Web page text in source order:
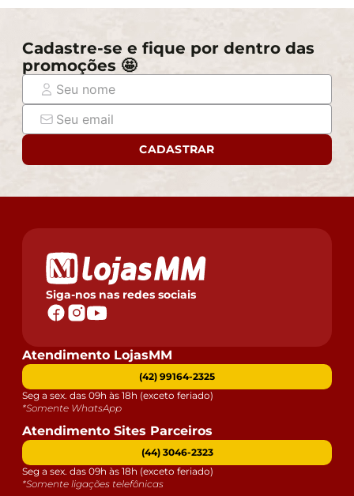
portas, escadas e/ou corredores de sua residência.
Cadastre-se e fique por dentro das
promoções 🤩
CADASTRAR
Siga-nos nas redes sociais
Atendimento LojasMM
(42) 99164-2325
Seg a sex. das 09h às 18h (exceto feriado)
*Somente WhatsApp
Atendimento Sites Parceiros
(44) 3046-2323
Seg a sex. das 09h às 18h (exceto feriado)
*Somente ligações telefônicas